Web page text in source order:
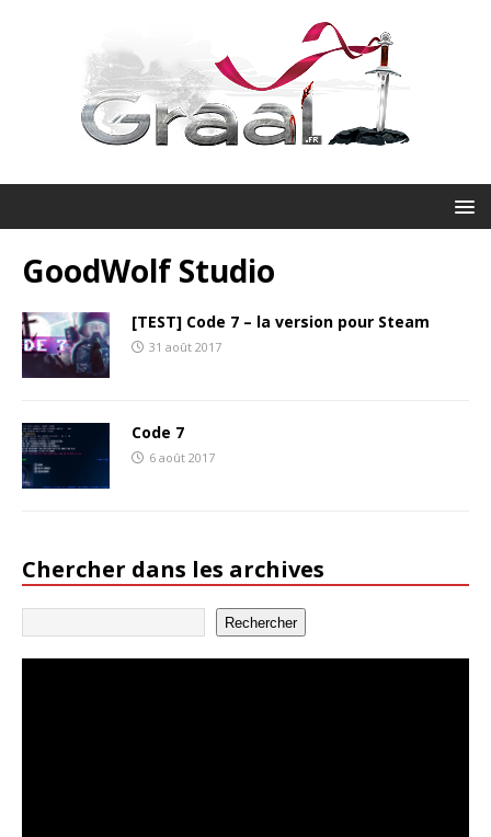
GoodWolf Studio
[TEST] Code 7 – la version pour Steam
31 août 2017
Code 7
6 août 2017
Chercher dans les archives
Rechercher